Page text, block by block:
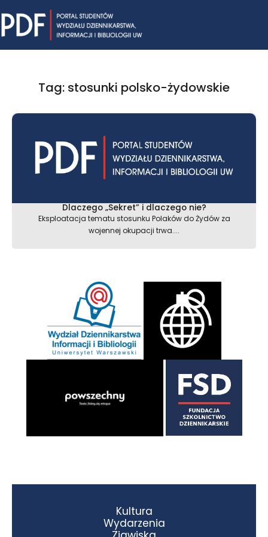
to
content
Tag: stosunki polsko-żydowskie
Dlaczego „Sekret” i dlaczego nie?
Eksploatacja tematu stosunku Polaków do Żydów za
wojennej okupacji trwa....
Kultura
Wydarzenia